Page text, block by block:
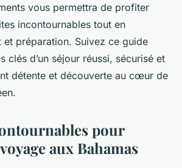
vous permettra de profiter
incontournables tout en
et préparation. Suivez ce guide
clés d’un séjour réussi, sécurisé et
détente et découverte au cœur de
pour
aux Bahamas